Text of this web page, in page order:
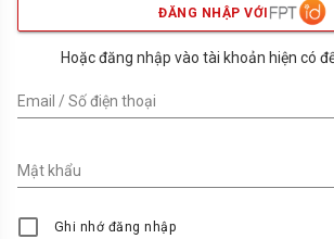
ĐĂNG NHẬP VỚI
Hoặc đăng nhập vào tài khoản hiện có
Email / Số điện thoại
Mật khẩu
Ghi nhớ đăng nhập